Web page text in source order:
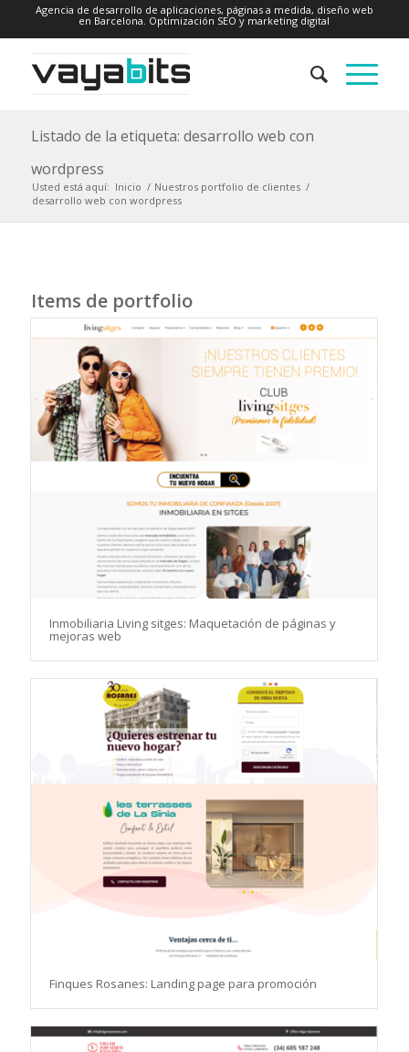
Agencia de desarrollo de aplicaciones, páginas a medida, diseño web
en Barcelona. Optimización SEO y marketing digital
Listado de la etiqueta: desarrollo web con
wordpress
Usted está aquí: Inicio / Nuestros portfolio de clientes /
desarrollo web con wordpress
Items de portfolio
Inmobiliaria Living sitges: Maquetación de páginas y
mejoras web
Finques Rosanes: Landing page para promoción